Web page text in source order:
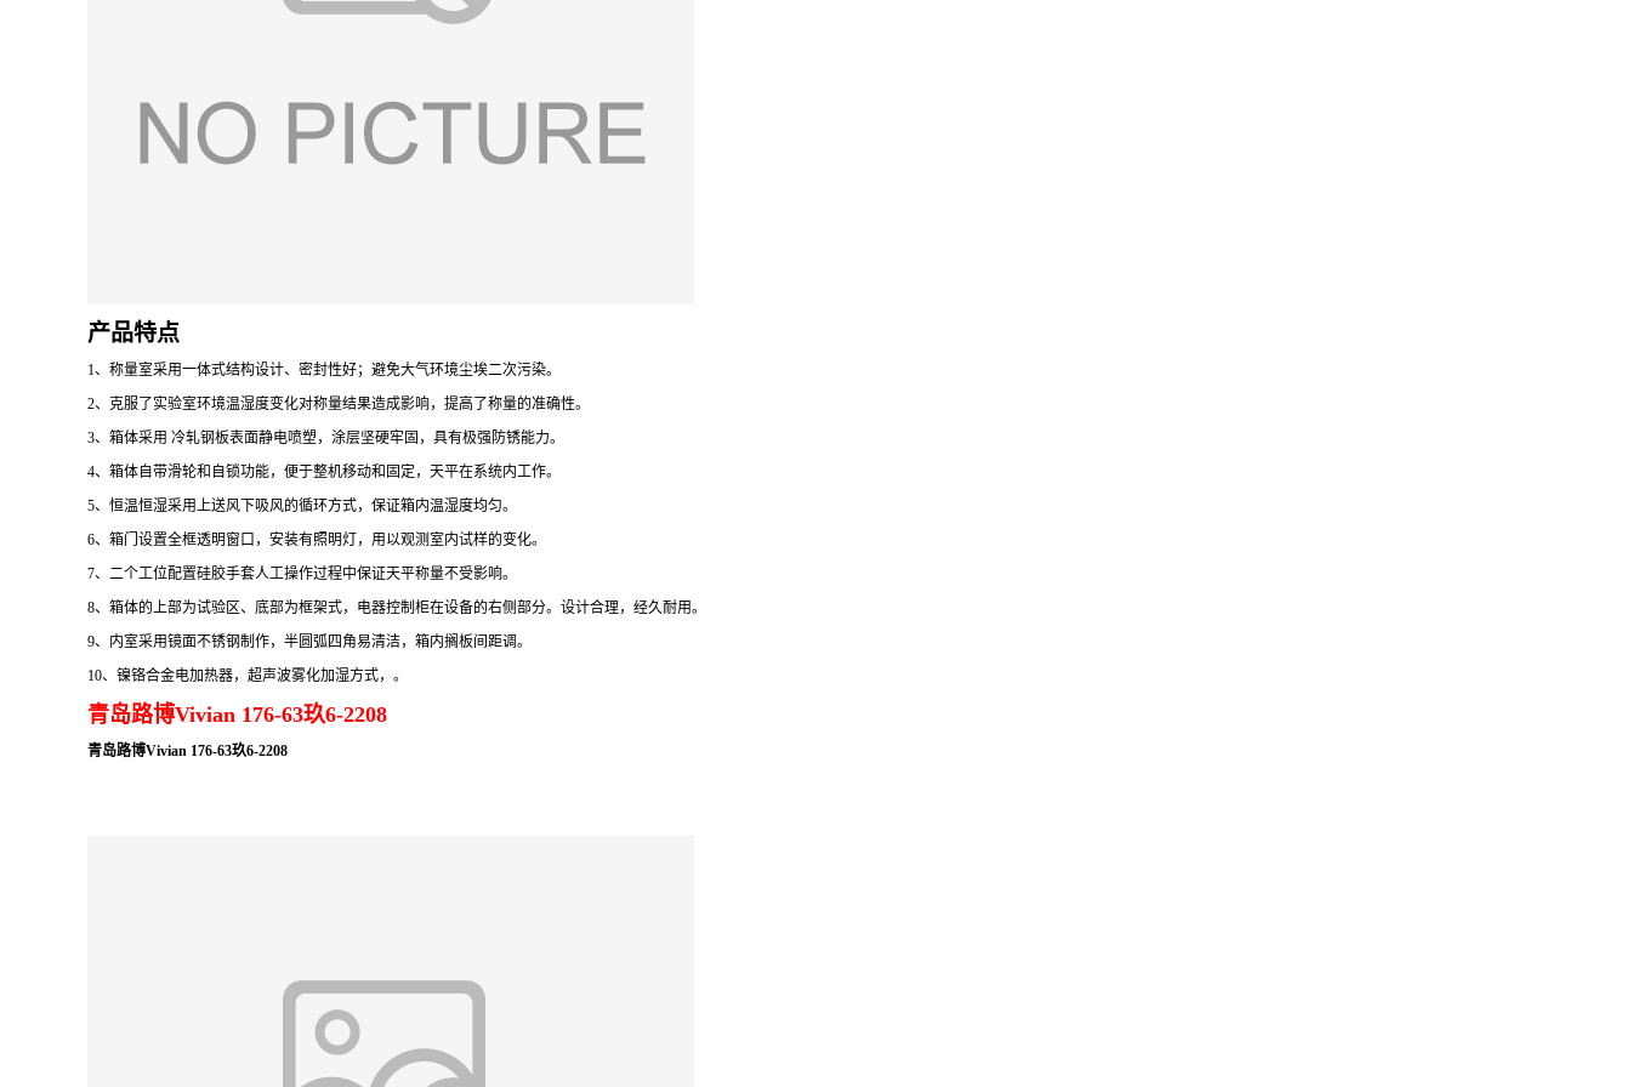
产品特点
1、 称量室采用一体式结构设计、密封性好；避免大气环境尘埃二次污染。
2、 克服了实验室环境温湿度变化对称量结果造成影响，提高了称量的准确性。
3、 箱体采用 冷轧钢板表面静电喷塑，涂层坚硬牢固，具有极强防锈能力。
4、 箱体自带滑轮和自锁功能，便于整机移动和固定，天平在系统内工作。
5、 恒温恒湿采用上送风下吸风的循环方式，保证箱内温湿度均匀。
6、 箱门设置全框透明窗口， 安装有照明灯， 用以观测室内试样的变化。
7、 二个工位配置硅胶手套人工操作过程中保证天平称量不受影响。
8、 箱体的上部为试验区、底部为框架式，电器控制柜在设备的右侧部分。设计合理，经久耐用。
9、 内室采用镜面不锈钢制作，半圆弧四角易清洁，箱内搁板间距调。
10、 镍铬合金电加热器， 超声波雾化加湿方式， 。
青岛路博Vivian 176-63玖6-2208
青岛路博Vivian 176-63玖6-2208